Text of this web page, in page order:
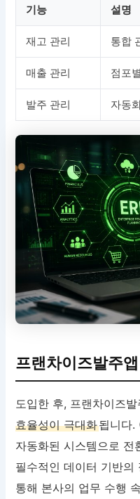
기능 설명
재고 관리 통합
매출 관리 점포
발주 관리 자동
프랜차이즈발주
도입한 후, 프랜차이즈
효율성이 극대화됩니다.
자동화된 시스템으로 전
필수적인 데이터 기반의
통해 본사의 업무 수행